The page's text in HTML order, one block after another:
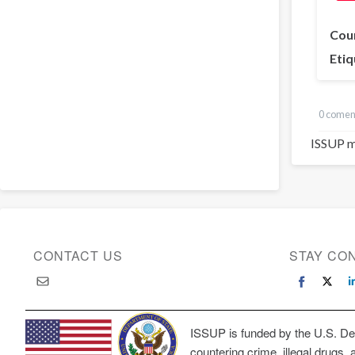
0
ISSUP
CONTACT US STAY
ISSUP is funded by the U.S.
countering crime, illegal drugs,